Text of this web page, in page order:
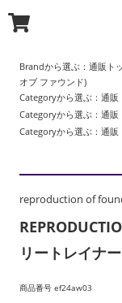
Brandから選ぶ： 通販ト
オブ ファウンド)
Categoryから選ぶ： 通販
Categoryから選ぶ： 通販
Categoryから選ぶ： 通販
reproduction of
リートレイナー
商品番号 ef24aw03